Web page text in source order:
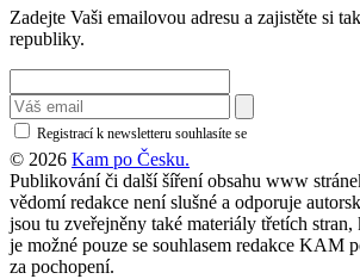
Zadejte Vaši emailovou adresu a zajistěte si
republiky.
Registrací k newsletteru souhlasíte se
© 2026 Kam po Česku.
Publikování či další šíření obsahu www
vědomí redakce není slušné a odporuje
jsou tu zveřejněny také materiály třetích
je možné pouze se souhlasem redakce KAM
za pochopení.